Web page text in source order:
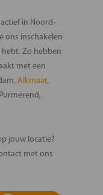
in Noord-
ons inschakelen
Zo hebben
met een
Alkmaar,
jouw locatie?
met ons